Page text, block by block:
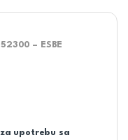
– ESBE
upotrebu sa